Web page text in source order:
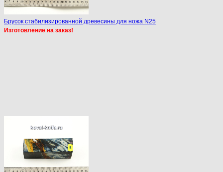
Брусок стабилизированной древесины для ножа N25
Изготовление на заказ!